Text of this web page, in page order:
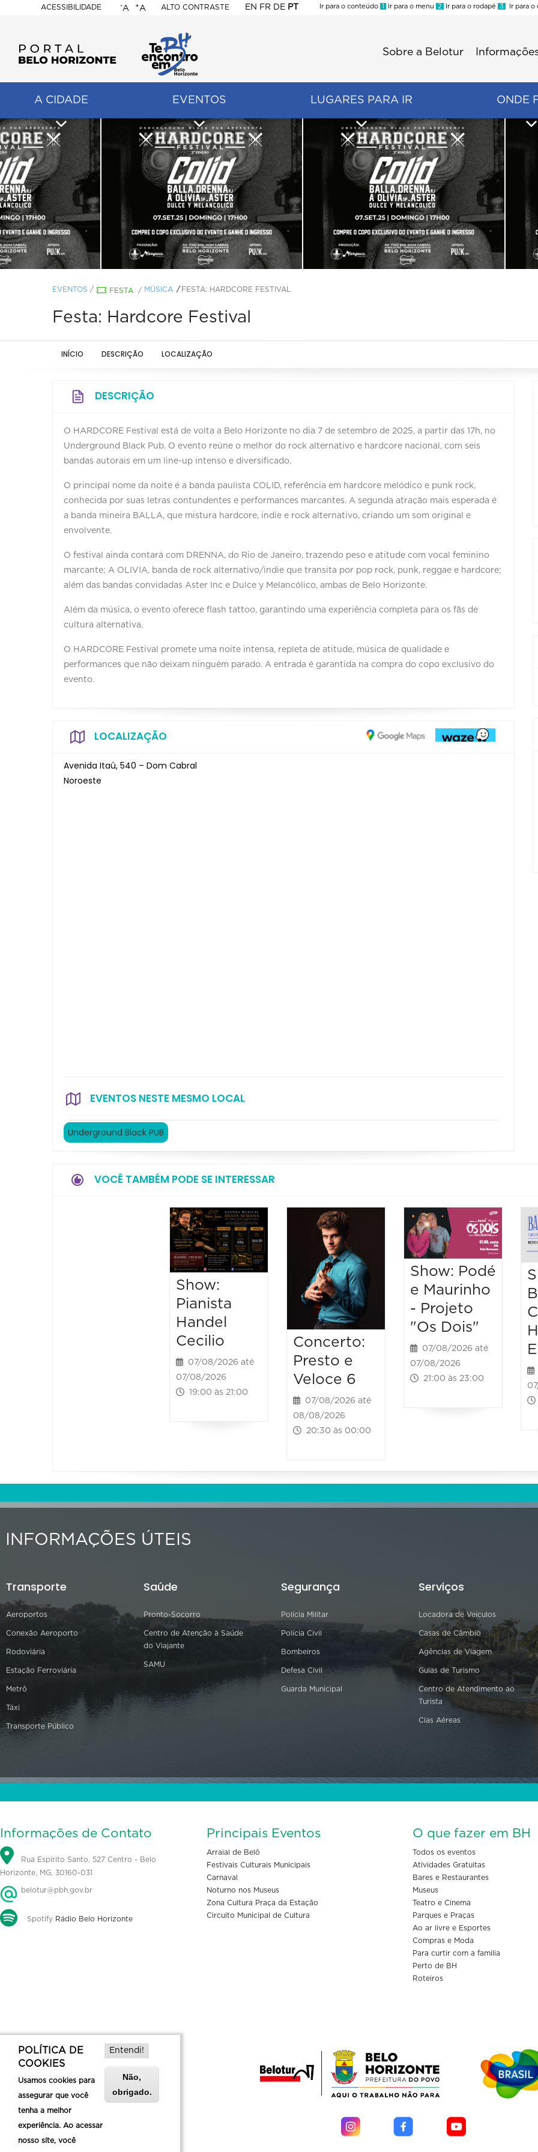
ACESSIBILIDADE
BELO
HORIZONTE
-A +A ALTO CONTRASTE EN FR DE PT
Ir para o conteúdo 1 Ir para o menu 2 Ir para o rodapé 3 Ir para o
Sobre a Belotur
A CIDADE EVENTOS LUGARES PARA IR ONDE
EVENTOS / FESTA / MÚSICA FESTA: HARDCORE FESTIVAL
Festa: Hardcore Festival
INÍCIO DESCRIÇÃO LOCALIZAÇÃO
DESCRIÇÃO
O HARDCORE Festival está de volta a Belo Horizonte no dia 7 de setembro de 2025, a partir das 17h, no
Underground Black Pub. O evento reúne o melhor do rock alternativo e hardcore nacional, com seis
bandas autorais em um line-up intenso e diversificado.
O principal nome da noite é a banda paulista COLID, referência em hardcore melódico e punk rock,
conhecida por suas letras contundentes e performances marcantes. A segunda atração mais esperada é
a banda mineira BALLA, que mistura hardcore, indie e rock alternativo, criando um som original e
envolvente.
O festival ainda contará com DRENNA, do Rio de Janeiro, trazendo peso e atitude com vocal feminino
marcante; A OLIVIA, banda de rock alternativo/indie que transita por pop rock, punk, reggae e hardcore;
além das bandas convidadas Aster Inc e Dulce y Melancólico, ambas de Belo Horizonte.
Além da música, o evento oferece flash tattoo, garantindo uma experiência completa para os fãs de
cultura alternativa.
O HARDCORE Festival promete uma noite intensa, repleta de atitude, música de qualidade e
performances que não deixam ninguém parado. A entrada é garantida na compra do copo exclusivo do
evento.
LOCALIZAÇÃO
Avenida Itaú, 540 – Dom Cabral
Noroeste
EVENTOS NESTE MESMO LOCAL
Underground Black PUB
VOCÊ TAMBÉM PODE SE INTERESSAR
Show:
Pianista
Handel
Cecilio
07/08/2026 até
07/08/2026
19:00 às 21:00
Concerto:
Presto e
Veloce 6
07/08/2026 até
08/08/2026
20:30 às 00:00
Show: Podé
e Maurinho
- Projeto
"Os Dois"
07/08/2026 até
07/08/2026
21:00 às 23:00
INFORMAÇÕES ÚTEIS
Transporte
Aeroportos
Conexão Aeroporto
Rodoviária
Estação Ferroviária
Metrô
Táxi
Transporte Público
Saúde
Pronto-Socorro
Centro de Atenção à Saúde
do Viajante
SAMU
Segurança
Polícia Militar
Polícia Civil
Bombeiros
Defesa Civil
Guarda Municipal
Serviços
Locadora de Veículos
Casas de Câmbio
Agências de Viagem
Guias de Turismo
Centro de Atendimento ao
Turista
Cias Aéreas
Informações de Contato
Rua Espírito Santo, 527 Centro - Belo
Horizonte, MG, 30160-031
belotur@pbh.gov.br
Spotify Rádio Belo Horizonte
Principais Eventos
Arraial de Belô
Festivais Culturais Municipais
Carnaval
Noturno nos Museus
Zona Cultura Praça da Estação
Circuito Municipal de Cultura
O que fazer em BH
Todos os eventos
Atividades Gratuitas
Bares e Restaurantes
Museus
Teatro e Cinema
Parques e Praças
Ao ar livre e Esportes
Compras e Moda
Para curtir com a familia
Perto de BH
Roteiros
POLÍTICA DE
COOKIES
Usamos cookies para
assegurar que você
tenha a melhor
experiência. Ao acessar
nosso site, você
Entendi!
Não,
obrigado.